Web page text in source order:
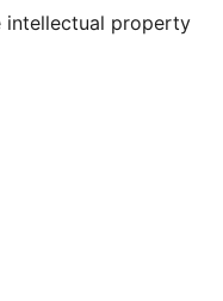
intellectual property